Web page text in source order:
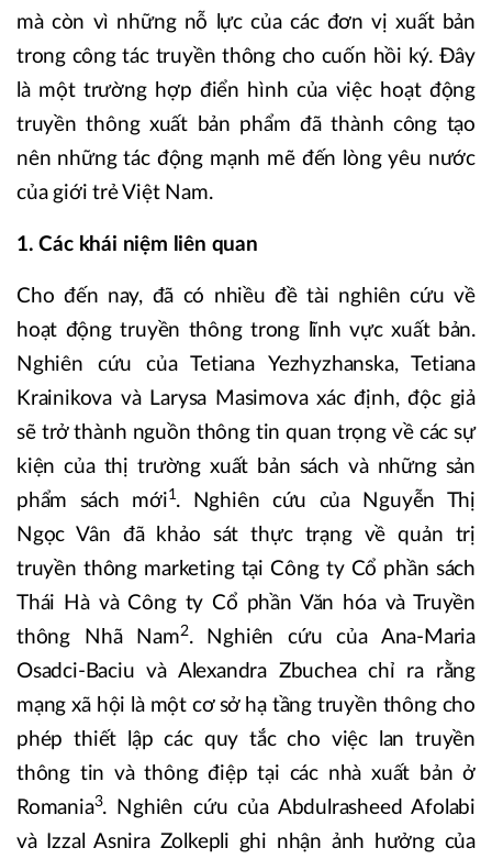
mà còn vì những nỗ lực của các đơn vị xuất bản
trong công tác truyền thông cho cuốn hồi ký. Đây
là một trường hợp điển hình của việc hoạt động
truyền thông xuất bản phẩm đã thành công tạo
nên những tác động mạnh mẽ đến lòng yêu nước
của giới trẻ Việt Nam.
1. Các khái niệm liên quan
Cho đến nay, đã có nhiều đề tài nghiên cứu về
hoạt động truyền thông trong lĩnh vực xuất bản.
Nghiên cứu của Tetiana Yezhyzhanska, Tetiana
Krainikova và Larysa Masimova xác định, độc giả
sẽ trở thành nguồn thông tin quan trọng về các sự
kiện của thị trường xuất bản sách và những sản
phẩm sách mới1 . Nghiên cứu của Nguyễn Thị
Ngọc Vân đã khảo sát thực trạng về quản trị
truyền thông marketing tại Công ty Cổ phần sách
Thái Hà và Công ty Cổ phần Văn hóa và Truyền
thông Nhã Nam2. Nghiên cứu của Ana-Maria
Osadci-Baciu và Alexandra Zbuchea chỉ ra rằng
mạng xã hội là một cơ sở hạ tầng truyền thông cho
phép thiết lập các quy tắc cho việc lan truyền
thông tin và thông điệp tại các nhà xuất bản ở
Romania3. Nghiên cứu của Abdulrasheed Afolabi
và Izzal Asnira Zolkepli ghi nhận ảnh hưởng của